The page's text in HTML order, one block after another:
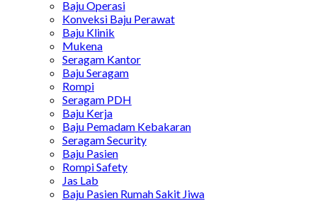
Baju Operasi
Konveksi Baju Perawat
Baju Klinik
Mukena
Seragam Kantor
Baju Seragam
Rompi
Seragam PDH
Baju Kerja
Baju Pemadam Kebakaran
Seragam Security
Baju Pasien
Rompi Safety
Jas Lab
Baju Pasien Rumah Sakit Jiwa